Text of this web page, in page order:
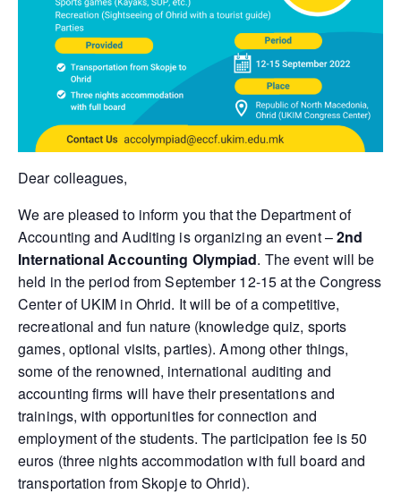
Dear colleagues,
We are pleased to inform you that the Department of
Accounting and Auditing is organizing an event –2nd
International Accounting Olympiad. The event will be
held in the period from September 12-15 at the Congress
Center of UKIM in Ohrid. It will be of a competitive,
recreational and fun nature (knowledge quiz, sports
games, optional visits, parties). Among other things,
some of the renowned, international auditing and
accounting firms will have their presentations and
trainings, with opportunities for connection and
employment of the students. The participation fee is 50
euros (three nights accommodation with full board and
transportation from Skopje to Ohrid).